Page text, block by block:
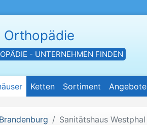
Orthopädie
- UNTERNEHMEN FINDEN
Ketten Sortiment Angebote
Brandenburg Sanitätshaus Westphal